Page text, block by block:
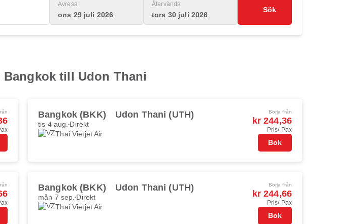
Avresa
ons 29 juli 2026
Återvända
tors 30 juli 2026
Sök
till Udon Thani
Bangkok (BKK) Udon Thani (UTH)
tis 4 aug. Direkt
Thai Vietjet Air
Börja från
kr 244,36
Pris/ Pax
Bok
Bangkok (BKK) Udon Thani (UTH)
mån 7 sep. Direkt
Thai Vietjet Air
Börja från
kr 244,66
Pris/ Pax
Bok